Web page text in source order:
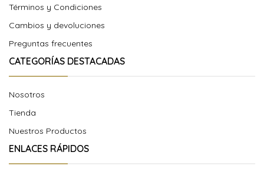
Términos y Condiciones
Cambios y devoluciones
Preguntas frecuentes
CATEGORÍAS DESTACADAS
Nosotros
Tienda
Nuestros Productos
ENLACES RÁPIDOS